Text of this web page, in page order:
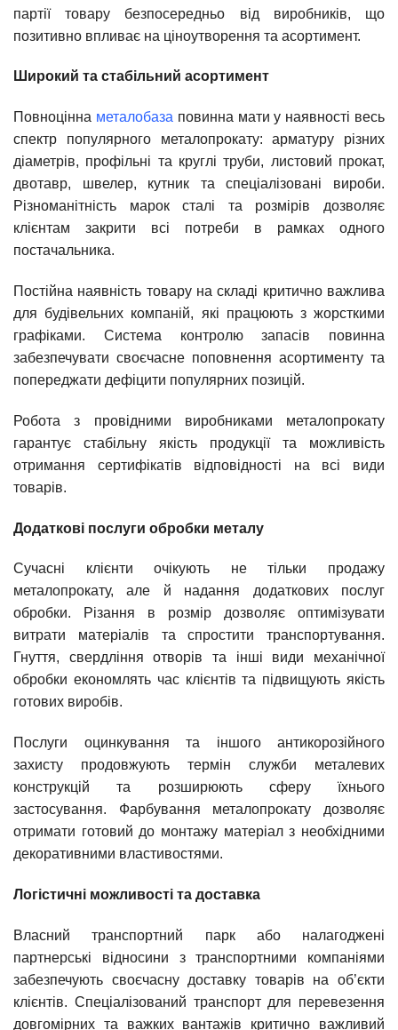
партії товару безпосередньо від виробників, що
позитивно впливає на ціноутворення та асортимент.
Широкий та стабільний асортимент
Повноцінна металобаза повинна мати у наявності весь
спектр популярного металопрокату: арматуру різних
діаметрів, профільні та круглі труби, листовий прокат,
двотавр, швелер, кутник та спеціалізовані вироби.
Різноманітність марок сталі та розмірів дозволяє
клієнтам закрити всі потреби в рамках одного
постачальника.
Постійна наявність товару на складі критично важлива
для будівельних компаній, які працюють з жорсткими
графіками. Система контролю запасів повинна
забезпечувати своєчасне поповнення асортименту та
попереджати дефіцити популярних позицій.
Робота з провідними виробниками металопрокату
гарантує стабільну якість продукції та можливість
отримання сертифікатів відповідності на всі види
товарів.
Додаткові послуги обробки металу
Сучасні клієнти очікують не тільки продажу
металопрокату, але й надання додаткових послуг
обробки. Різання в розмір дозволяє оптимізувати
витрати матеріалів та спростити транспортування.
Гнуття, свердління отворів та інші види механічної
обробки економлять час клієнтів та підвищують якість
готових виробів.
Послуги оцинкування та іншого антикорозійного
захисту продовжують термін служби металевих
конструкцій та розширюють сферу їхнього
застосування. Фарбування металопрокату дозволяє
отримати готовий до монтажу матеріал з необхідними
декоративними властивостями.
Логістичні можливості та доставка
Власний транспортний парк або налагоджені
партнерські відносини з транспортними компаніями
забезпечують своєчасну доставку товарів на об’єкти
клієнтів. Спеціалізований транспорт для перевезення
довгомірних та важких вантажів критично важливий